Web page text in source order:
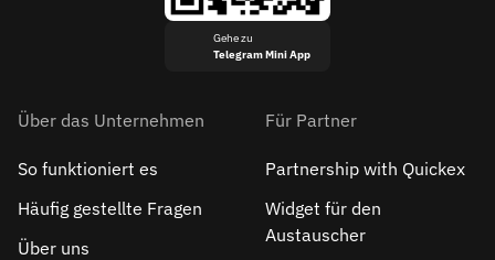
Gehe zu
Telegram Mini App
Über das Unternehmen
So funktioniert es
Häufig gestellte Fragen
Über uns
Für Partner
Partnership with Quickex
Widget für den
Austauscher